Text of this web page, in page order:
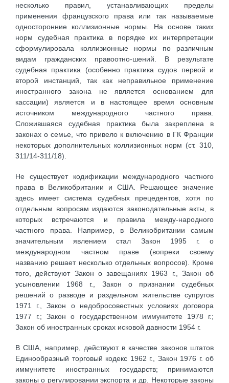
несколько правил, устанавливающих пределы
применения французского права или так называемые
односторонние коллизионные нормы. На основе таких
норм судебная практика в порядке их интерпретации
сформулировала коллизионные нормы по различным
видам гражданских правоотно-шений. В результате
судебная практика (особенно практика судов первой и
второй инстанций, так как неправильное применение
иностранного закона не является основанием для
кассации) является и в настоящее время основным
источником международного частного права.
Сложившаяся судебная практика была закреплена в
законах о семье, что привело к включению в ГК Франции
некоторых дополнительных коллизионных норм (ст. 310,
311/14-311/18).
Не существует кодификации международного частного
права в Великобритании и США. Решающее значение
здесь имеет система судебных прецедентов, хотя по
отдельным вопросам издаются законодательные акты, в
которых встречаются и правила между-народного
частного права. Например, в Великобритании самым
значительным явлением стал Закон 1995 г. о
международном частном праве (вопреки своему
названию решает несколько отдельных вопросов). Кроме
того, действуют Закон о завещаниях 1963 г., Закон об
усыновлении 1968 г., Закон о признании судебных
решений о разводе и раздельном жительстве супругов
1971 г., Закон о недобросовестных условиях договора
1977 г.; Закон о государственном иммунитете 1978 г.;
Закон об иностранных сроках исковой давности 1954 г.
В США, например, действуют в качестве законов штатов
Единообразный торговый кодекс 1962 г., Закон 1976 г. об
иммунитете иностранных государств; принимаются
законы о регулировании экспорта и др. Некоторые законы